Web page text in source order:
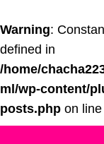
Warning:
defined in
/home/
ml/wp-content/
posts.php on line